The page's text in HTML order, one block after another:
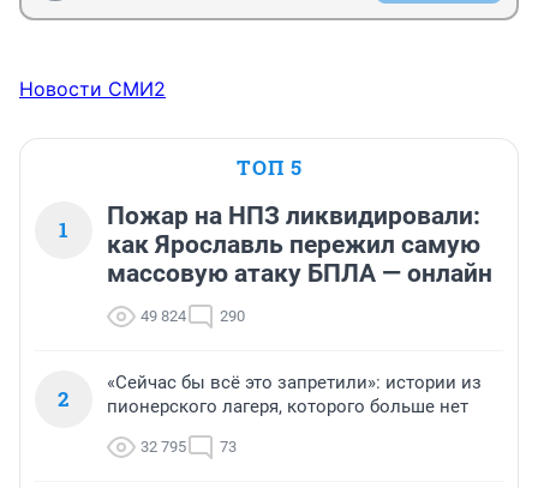
Новости СМИ2
ТОП 5
1
Пожар на НПЗ ликвидировали:
как Ярославль пережил самую
массовую атаку БПЛА — онлайн
49 824 290
2
«Сейчас бы всё это запретили»: истории из
пионерского лагеря, которого больше нет
32 795 73